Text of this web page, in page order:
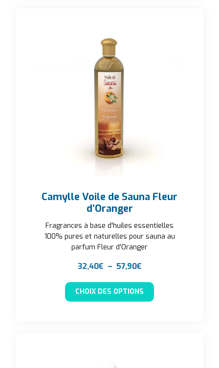
Camylle Voile de Sauna Fleur
d’Oranger
Fragrances à base d'huiles essentielles
100% pures et naturelles pour sauna au
parfum Fleur d'Oranger
32,40€ – 57,90€Plage de prix :
CHOIX DES OPTIONS